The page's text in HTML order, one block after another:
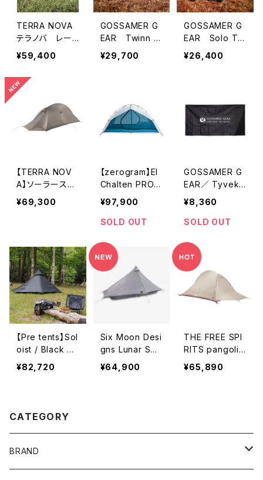
TERRA NOVA
テラノバ レー
サーパルス1
¥59,400
GOSSAMER G
EAR Twinn T
arp ゴッサマ
ーギア
¥29,700
GOSSAMER G
EAR Solo Tar
p ゴッサマーギ
¥26,400
【TERRA NOV
A】ソーラースト
ーム2 GREY
※限定生産モデ
¥69,300
【zerogram】El
Chalten PRO
DAC 2.5p (LAK
E WHITE)
¥97,900
SOLD OUT
GOSSAMER G
EAR／ Tyvek®
Reflective Gro
und Sheet L
¥8,360
SOLD OUT
【Pre tents】Sol
oist / Black フ
ットプリントセッ
¥82,720
Six Moon Desi
gns Lunar Sol
o / シックスム
ーンデザインズ
¥64,900
THE FREE SPI
RITS pangolin
pro 3S4S
¥65,890
CATEGORY
BRAND